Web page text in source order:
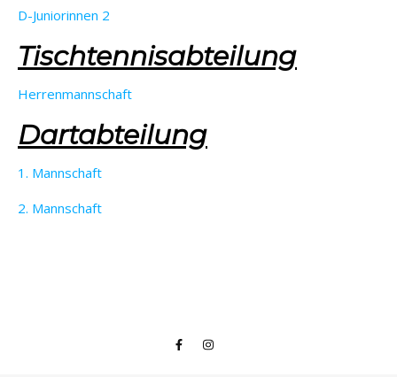
D-Juniorinnen 2
Tischtennisabteilung
Herrenmannschaft
Dartabteilung
1. Mannschaft
2. Mannschaft